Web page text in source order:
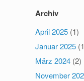
Archiv
April 2025 (1)
Januar 2025
März 2024 (2)
November